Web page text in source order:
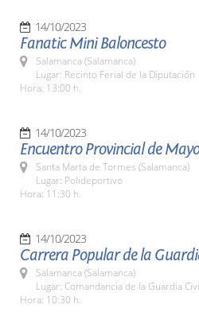
14/10/2023
Fanatic Mini Baloncesto
Salamanca (Salamanca)
Lugar: Recinto Ferial de la Diputación
Hora: 13:00 h.
14/10/2023
Encuentro Provincial de
Santa Marta de Tormes (Salamanca)
Lugar: Polideportivo
Hora: 11:30 h.
14/10/2023
Carrera Popular de la
Salamanca (Salamanca)
Lugar: Comandancia de la Guardia
Hora: 10:30 h.